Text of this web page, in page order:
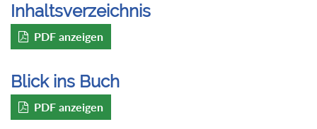
Inhaltsverzeichnis
PDF anzeigen
Blick ins Buch
PDF anzeigen